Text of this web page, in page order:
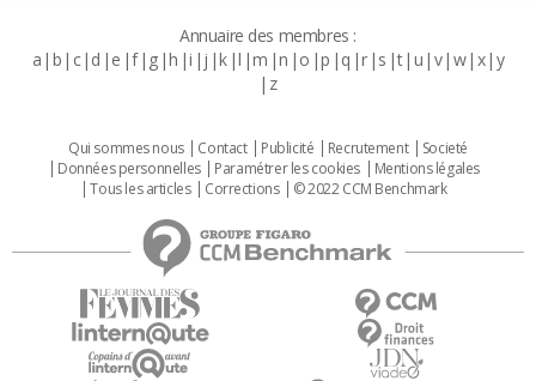
Annuaire des membres :
a b c d e f g h i j k l m n o p q r s t u v w x y
z
Qui sommes nous Contact Publicité Recrutement
Societé
Données personnelles
Paramétrer les cookies
Mentions légales
Tous les articles
Corrections © 2022 CCM Benchmark